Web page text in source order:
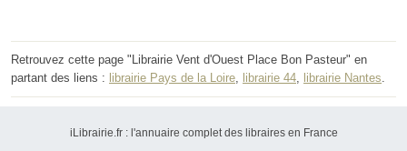
Retrouvez cette page "Librairie Vent d'Ouest Place Bon Pasteur" en
partant des liens : librairie Pays de la Loire, librairie 44, librairie Nantes.
iLibrairie.fr : l'annuaire complet des libraires en France